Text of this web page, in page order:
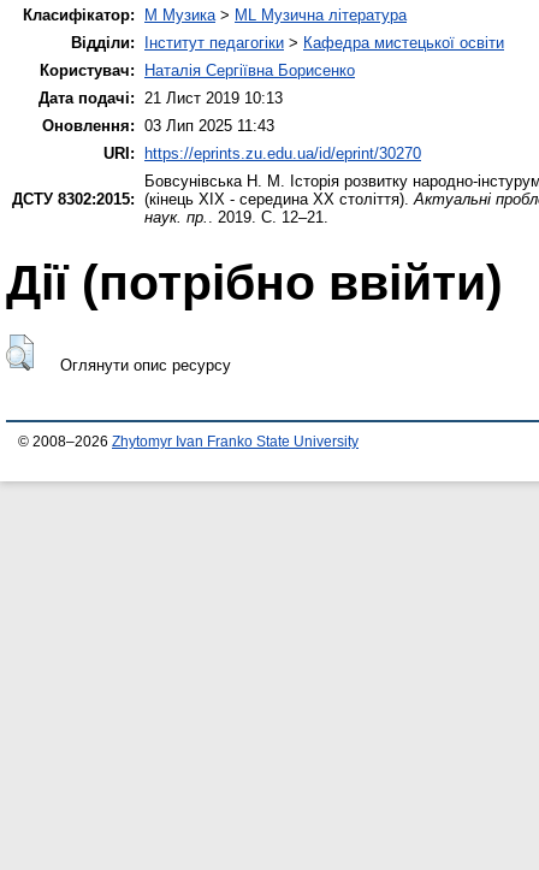
Класифікатор:
M Музика > ML Музична література
Відділи:
Інститут педагогіки > Кафедра мистецької освіти
Користувач:
Наталія Сергіївна Борисенко
Дата подачі:
21 Лист 2019 10:13
Оновлення: 03 Лип 2025 11:43
URI: https://eprints.zu.edu.ua/id/eprint/30270
ДСТУ 8302:2015:
Бовсунівська Н. М.
Історія розвитку народно-
(кінець ХІХ - середина ХХ століття). Актуальні
наук. пр.
. 2019. С. 12–21.
Дії ​​(потрібно ввійти)
Оглянути опис ресурсу
© 2008–2026 Zhytomyr Ivan Franko State University